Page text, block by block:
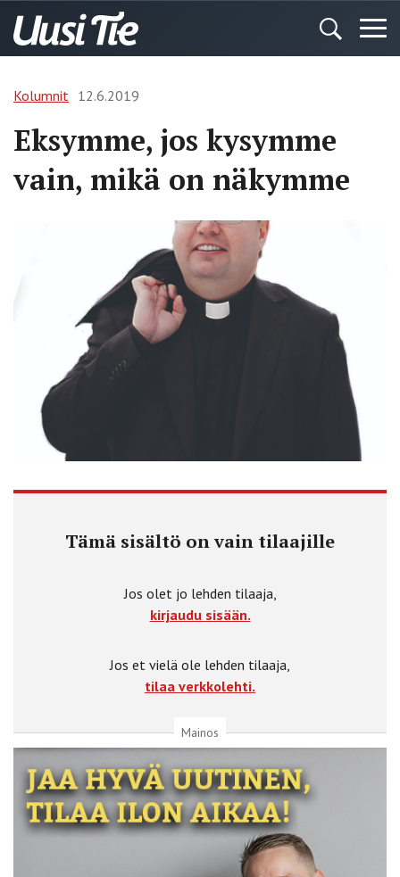
Kolumnit 12.6.2019
Eksymme, jos kysymme
vain, mikä on näkymme
Tämä sisältö on vain tilaajille
Jos olet jo lehden tilaaja,
kirjaudu sisään.
Jos et vielä ole lehden tilaaja,
tilaa verkkolehti.
Mainos